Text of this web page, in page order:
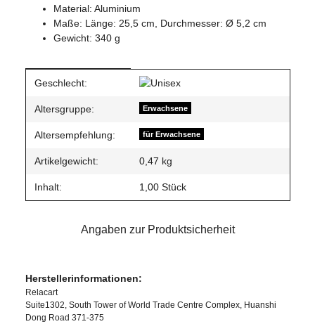
Material: Aluminium
Maße: Länge: 25,5 cm, Durchmesser: Ø 5,2 cm
Gewicht: 340 g
Produkteigenschaft
Wert
Geschlecht:
Altersgruppe: Erwachsene
Altersempfehlung: für Erwachsene
Artikelgewicht: 0,47 kg
Inhalt: 1,00 Stück
Angaben zur Produktsicherheit
Herstellerinformationen:
Relacart
Suite1302, South Tower of World Trade Centre Complex, Huanshi
Dong Road 371-375